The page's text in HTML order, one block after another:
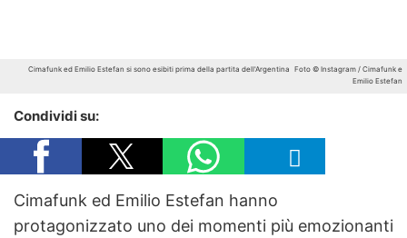
Cimafunk ed Emilio Estefan si sono esibiti prima della partita dell'Argentina Foto © Instagram / Cimafunk e
Emilio Estefan
Condividi su:
Cimafunk ed Emilio Estefan hanno
protagonizzato uno dei momenti più emozionanti